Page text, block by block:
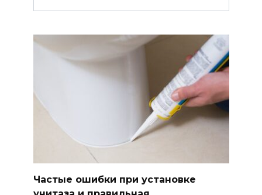
Частые ошибки при установке